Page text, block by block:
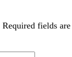
Required fields are